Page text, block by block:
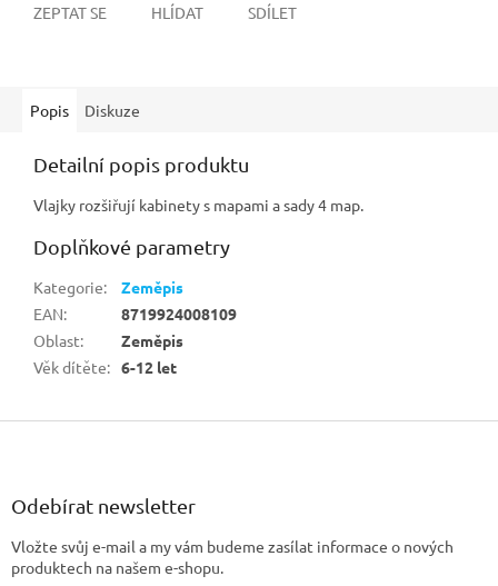
ZEPTAT SE HLÍDAT SDÍLET
Popis Diskuze
Detailní popis produktu
Vlajky rozšiřují kabinety s mapami a sady 4 map.
Doplňkové parametry
Kategorie:
Zeměpis
EAN:
8719924008109
Oblast:
Zeměpis
Věk dítěte: 6-12 let
Z
Odebírat newsletter
Vložte svůj e-mail a my vám budeme zasílat informace o nových
produktech na našem e-shopu.